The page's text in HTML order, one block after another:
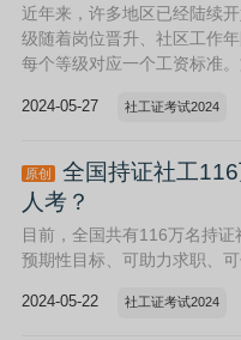
近年来，许多地区已经陆续
级随着岗位晋升、社区工作
每个等级对应一个工资标准
2024-05-27 社工证考试2024
原创
全国持证社工
人考？
目前，全国共有116万名持
预期性目标、可助力求职、
2024-05-22 社工证考试2024